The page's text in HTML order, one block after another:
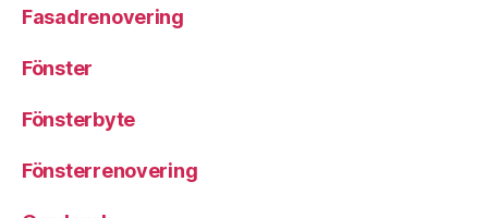
Fasadrenovering
Fönster
Fönsterbyte
Fönsterrenovering